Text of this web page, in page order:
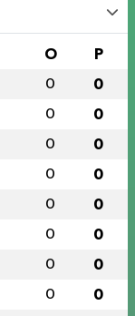
O P
0 0
0 0
0 0
0 0
0 0
0 0
0 0
0 0